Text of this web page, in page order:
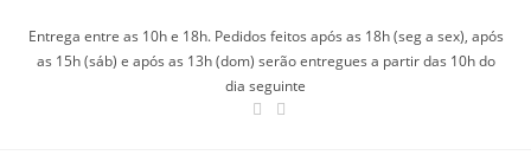
paraEntrega entre as 10h e 18h. Pedidos feitos após as 18h (seg a sex), após
as 15h (sáb) e após as 13h (dom) serão entregues a partir das 10h do
dia seguinte